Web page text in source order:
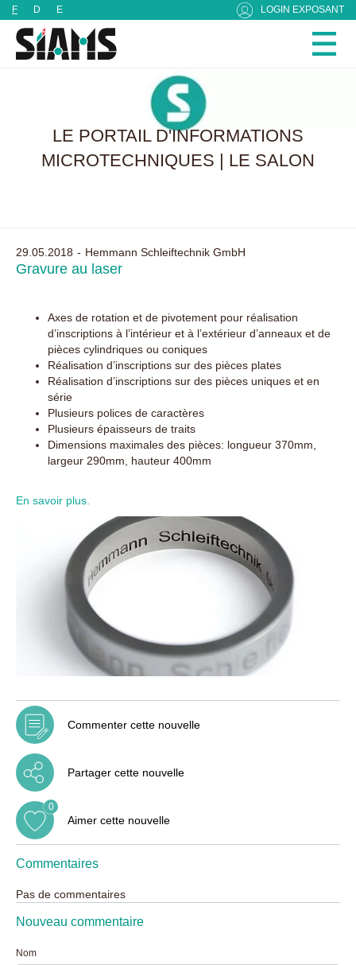
F D E LOGIN EXPOSANT
LE PORTAIL D'INFORMATIONS
MICROTECHNIQUES | LE SALON
29.05.2018 Hemmann Schleiftechnik GmbH
Gravure au laser
Axes de rotation et de pivotement pour réalisation
d’inscriptions à l’intérieur et à l’extérieur d’anneaux et de
pièces cylindriques ou coniques
Réalisation d’inscriptions sur des pièces plates
Réalisation d’inscriptions sur des pièces uniques et en
série
Plusieurs polices de caractères
Plusieurs épaisseurs de traits
Dimensions maximales des pièces: longueur 370mm,
largeur 290mm, hauteur 400mm
En savoir plus.
Commenter cette nouvelle
Partager cette nouvelle
Aimer cette nouvelle
0
Commentaires
Pas de commentaires
Nouveau commentaire
Nom
Panneau de gestion des cookies